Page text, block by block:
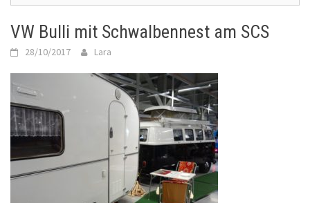
VW Bulli mit Schwalbennest am SCS
28/10/2017 Lara